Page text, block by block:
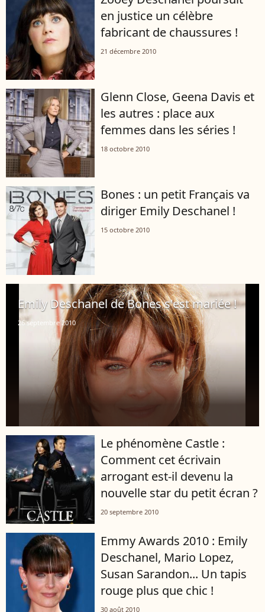
en justice un célèbre
fabricant de chaussures !
21 décembre 2010
Glenn Close, Geena Davis et
les autres : place aux
femmes dans les séries !
18 octobre 2010
Bones : un petit Français va
diriger Emily Deschanel !
15 octobre 2010
Emily Deschanel de Bones s'est mariée !
26 septembre 2010
Le phénomène Castle :
Comment cet écrivain
arrogant est-il devenu la
nouvelle star du petit écran ?
20 septembre 2010
Emmy Awards 2010 : Emily
Deschanel, Mario Lopez,
Susan Sarandon... Un tapis
rouge plus que chic !
30 août 2010